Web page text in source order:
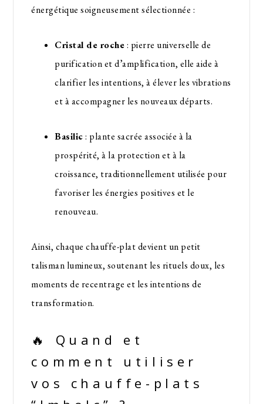
énergétique soigneusement sélectionnée :
Cristal de roche: pierre universelle de
purification et d’amplification, elle aide à
clarifier les intentions, à élever les vibrations
et à accompagner les nouveaux départs.
Basilic: plante sacrée associée à la
prospérité, à la protection et à la
croissance, traditionnellement utilisée pour
favoriser les énergies positives et le
renouveau.
Ainsi, chaque chauffe-plat devient un petit
talisman lumineux, soutenant les rituels doux, les
moments de recentrage et les intentions de
transformation.
🔥 Quand et
comment utiliser
vos chauffe-plats